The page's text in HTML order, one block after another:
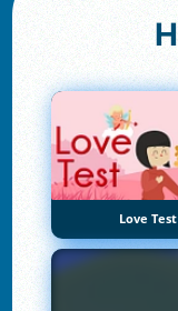
Love Test